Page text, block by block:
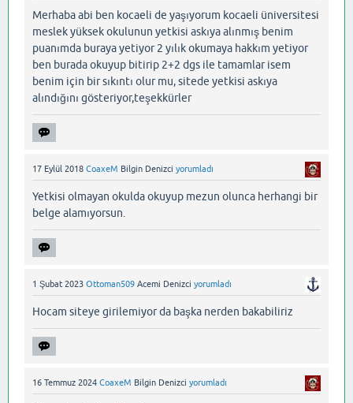
Merhaba abi ben kocaeli de yaşıyorum kocaeli üniversitesi
meslek yüksek okulunun yetkisi askıya alınmış benim
puanımda buraya yetiyor 2 yılık okumaya hakkım yetiyor
ben burada okuyup bitirip 2+2 dgs ile tamamlar isem
benim için bir sıkıntı olur mu, sitede yetkisi askıya
alındığını gösteriyor,teşekkürler
17 Eylül 2018 CoaxeM Bilgin Denizci yorumladı
Yetkisi olmayan okulda okuyup mezun olunca herhangi bir
belge alamıyorsun.
1 Şubat 2023 Ottoman509 Acemi Denizci yorumladı
Hocam siteye girilemiyor da başka nerden bakabiliriz
16 Temmuz 2024 CoaxeM Bilgin Denizci yorumladı